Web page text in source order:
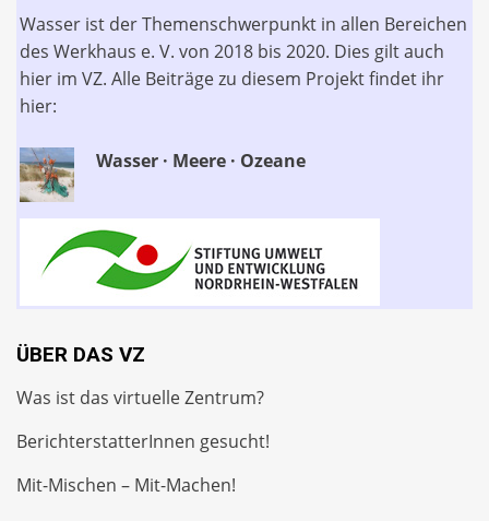
Wasser ist der Themenschwerpunkt in allen Bereichen
des Werkhaus e. V. von 2018 bis 2020. Dies gilt auch
hier im VZ. Alle Beiträge zu diesem Projekt findet ihr
hier:
Wasser · Meere · Ozeane
ÜBER DAS VZ
Was ist das virtuelle Zentrum?
BerichterstatterInnen gesucht!
Mit-Mischen – Mit-Machen!